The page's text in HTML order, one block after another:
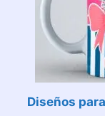
Diseños